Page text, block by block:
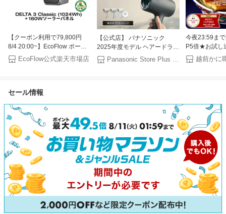
【クーポン利用で79,800円
8/4 20:00~】EcoFlow ポータ
ブル電源 ソーラーパネル セッ
ト DELTA 3 Classic 1024Wh
機 ポータブルバッテリー 節電
ズ 台風対策 停電対策
EcoFlow公式楽天市場店
【公式店】 パナソニック
2025年度モデル ヘアードライ
ヤー ナノケア EH-NA0K 無料
ギフトラッピング 高浸透ナノ
Panasonic Store Plus 楽天市場店
今夜23:59ま
P5倍★お試し
円〜更に2個
個で1,200円
セール情報